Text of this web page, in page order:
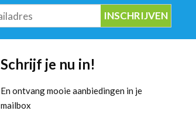
Schrijf je nu in!
En ontvang mooie aanbiedingen in je
mailbox